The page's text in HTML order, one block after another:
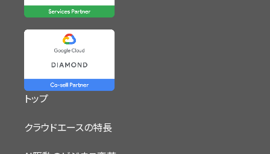
トップ
クラウドエースの特長